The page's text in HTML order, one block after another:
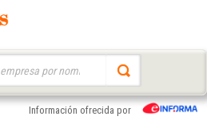
Información ofrecida por